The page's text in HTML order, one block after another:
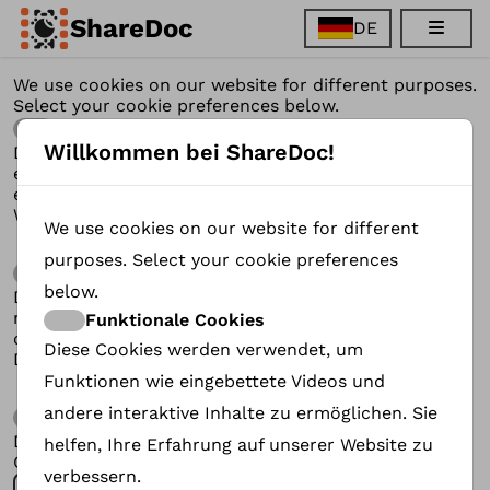
ShareDoc
DE
FR
We use cookies on our website for different purposes.
Select your cookie preferences below.
Diese Cookies werden verwendet, um Funktionen wie
eingebettete Videos und andere interaktive Inhalte zu
ermöglichen. Sie helfen, Ihre Erfahrung auf unserer
Website zu verbessern.
Analytische Cookies
Diese Cookies helfen uns zu verstehen, wie Besucher
mit unserer Website interagieren. Wir verwenden
diese Informationen, um unsere Website und
Dienstleistungen zu verbessern.
Werbe-Cookies
Diese Cookies werden unter anderem verwendet, um
Conversion-Tracking und Werbung zu ermöglichen.s.
Willkommen bei ShareDoc!
We use cookies on our website for different
purposes. Select your cookie preferences
below.
Funktionale Cookies
Diese Cookies werden verwendet, um
Funktionen wie eingebettete Videos und
andere interaktive Inhalte zu ermöglichen. Sie
helfen, Ihre Erfahrung auf unserer Website zu
verbessern.